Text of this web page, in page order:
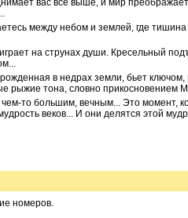
вас все выше, и мир
между небом и землей, где тишина
на струнах души. Кресельный
в недрах земли, бьет
рыжие тона, словно прикосновением
то большим, вечным... Это момент,
веков... И они делятся этой
номеров.